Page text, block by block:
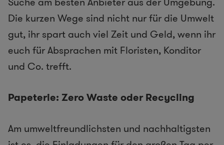
Die kurzen Wege sind nicht nur für die Umwelt
gut, ihr spart auch viel Zeit und Geld, wenn ihr
euch für Absprachen mit Floristen, Konditor
und Co. trefft.
Papeterie: Zero Waste oder Recycling
Am umweltfreundlichsten und nachhaltigsten